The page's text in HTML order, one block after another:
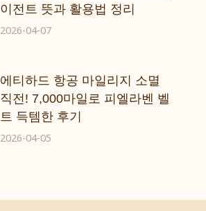
이전트 뜻과 활용법 정리
2026-04-07
에티하드 항공 마일리지 소멸
직전! 7,000마일로 피엘라벤 벨
트 득템한 후기
2026-04-05